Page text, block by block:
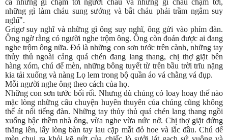
cả những gì chạm tới người cháu và những gì cháu chạm tới,
những gì làm cháu sung sướng và bắt cháu phải trầm ngâm suy
nghĩ".
Grigơ suy nghĩ và những gì ông suy nghĩ, ông gửi vào phím đàn.
Ông ngờ rằng có người nghe trộm ông. Ông còn đoán được ai đang
nghe trộm ông nữa. Đó là những con sơn tước trên cành, những tay
thủy thủ ngoài cảng quá chén đang lang thang, chị thợ giặt bên
hàng xóm, chú dế mèn, những bông tuyết từ trên bầu trời trĩu nặng
kia tải xuống và nàng Lọ lem trong bộ quần áo vá chằng vá đụp.
Mỗi người nghe ông theo cách của họ.
Những con sơn tước bối rối. Nhưng dù chúng có loay hoay thế nào
mặc lòng những câu chuyện huyên thuyên của chúng cũng không
thể át nổi tiếng đàn. Những tay thủy thủ quá chén lang thang ngồi
xuống bậc thềm nhà ông, vừa nghe vừa nức nở. Chị thợ giặt đứng
thẳng lên, lấy lòng bàn tay lau cặp mắt đỏ hoe và lắc đầu. Chú dế